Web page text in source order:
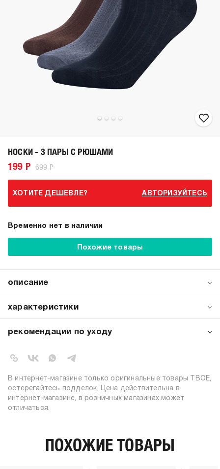
НОСКИ - 3 ПАРЫ С РЮШАМИ
199 Р 699 Р
ХОТИТЕ ДЕШЕВЛЕ? АВТОРИЗУЙТЕСЬ
Временно нет в наличии
Похожие товары
описание
декоративными рюшами — идеальное сочетание
характеристики
узор:
однотонный
количество пар:
3
высота носков:
рекомендации по уходу
не отбеливать
барабанная сушка запрещена
сухая чистка запрещена
В интернет-магазине только оригинальные товары ТВОЕ,
остерегайтесь подделок. Цена действительна в
интернет-магазине, в розничных магазинах может
отличаться.
ПОХОЖИЕ ТОВАРЫ